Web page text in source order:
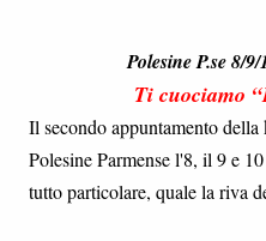
Polesine P.se 8/
Ti cuociamo
Il secondo appuntamento della
Polesine Parmense l'8, il 9 e
tutto particolare, quale la riva